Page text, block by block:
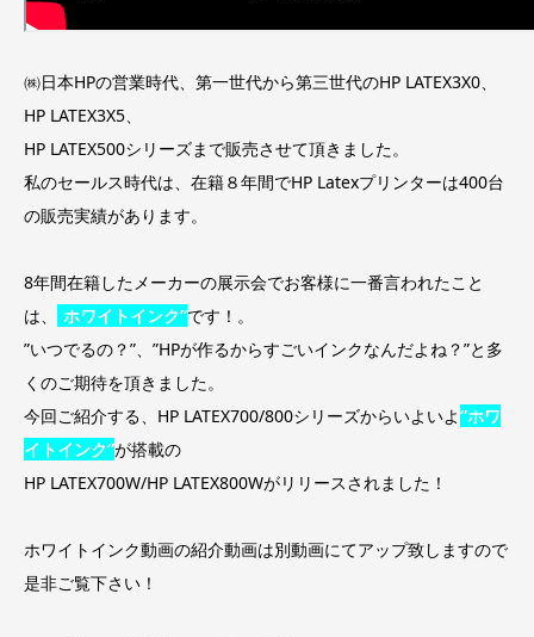
㈱日本HPの営業時代、第一世代から第三世代のHP LATEX3X0、
HP LATEX3X5、
HP LATEX500シリーズまで販売させて頂きました。
私のセールス時代は、在籍８年間でHP Latexプリンターは400台
の販売実績があります。
8年間在籍したメーカーの展示会でお客様に一番言われたこと
は、
ホワイトインク”です！。
”いつでるの？”、”HPが作るからすごいインクなんだよね？”と多
くのご期待を頂きました。
今回ご紹介する、HP LATEX700/800シリーズからいよいよ”ホワ
イトインク”が搭載の
HP LATEX700W/HP LATEX800Wがリリースされました！
ホワイトインク動画の紹介動画は別動画にてアップ致しますので
是非ご覧下さい！